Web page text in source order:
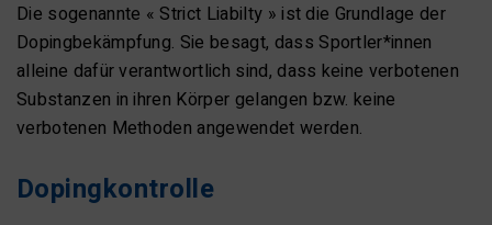
Die sogenannte « Strict Liabilty » ist die Grundlage der
Dopingbekämpfung. Sie besagt, dass Sportler*innen
alleine dafür verantwortlich sind, dass keine verbotenen
Substanzen in ihren Körper gelangen bzw. keine
verbotenen Methoden angewendet werden.
Dopingkontrolle